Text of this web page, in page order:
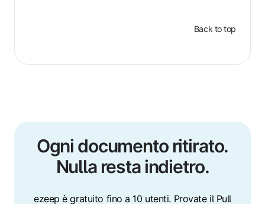
Back to top
Ogni documento ritirato.
Nulla resta indietro.
ezeep è gratuito fino a 10 utenti. Provate il Pull